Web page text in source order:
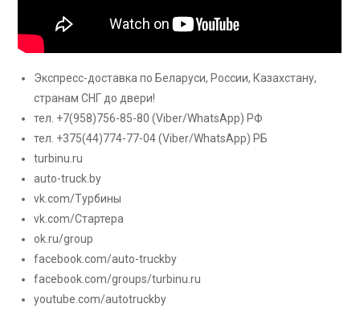
Экспресс-доставка по Беларуси, России, Казахстану,
странам СНГ до двери!
тел. +7(958)756-85-80 (Viber/WhatsApp) РФ
тел. +375(44)774-77-04(Viber/WhatsApp) РБ
turbinu.ru
auto-truck.by
vk.com/Турбины
vk.com/Стартера
ok.ru/group
facebook.com/auto-truckby
facebook.com/groups/turbinu.ru
youtube.com/autotruckby